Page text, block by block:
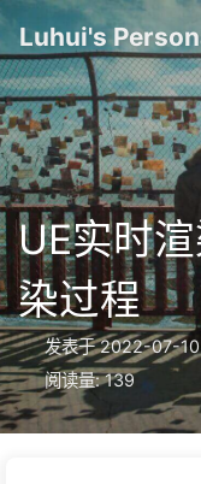
Luhui's
UE实时
染过程
发表于 2022-07-10
阅读量: 139